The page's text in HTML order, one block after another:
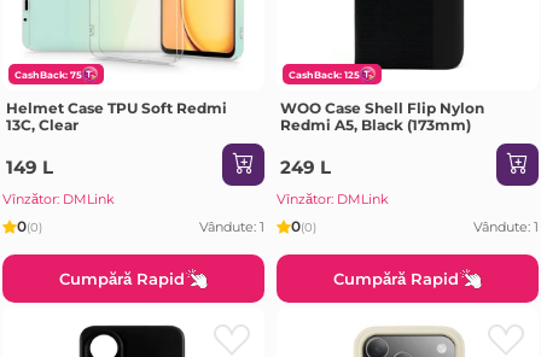
CashBack: 75
Helmet Case TPU Soft Redmi
13C, Clear
149 L
Vînzător: DMLink
0(0) Vândute: 1
Cumpără Rapid
CashBack: 125
WOO Case Shell Flip Nylon
Redmi A5, Black (173mm)
249 L
Vînzător: DMLink
0(0) Vândute: 1
Cumpără Rapid